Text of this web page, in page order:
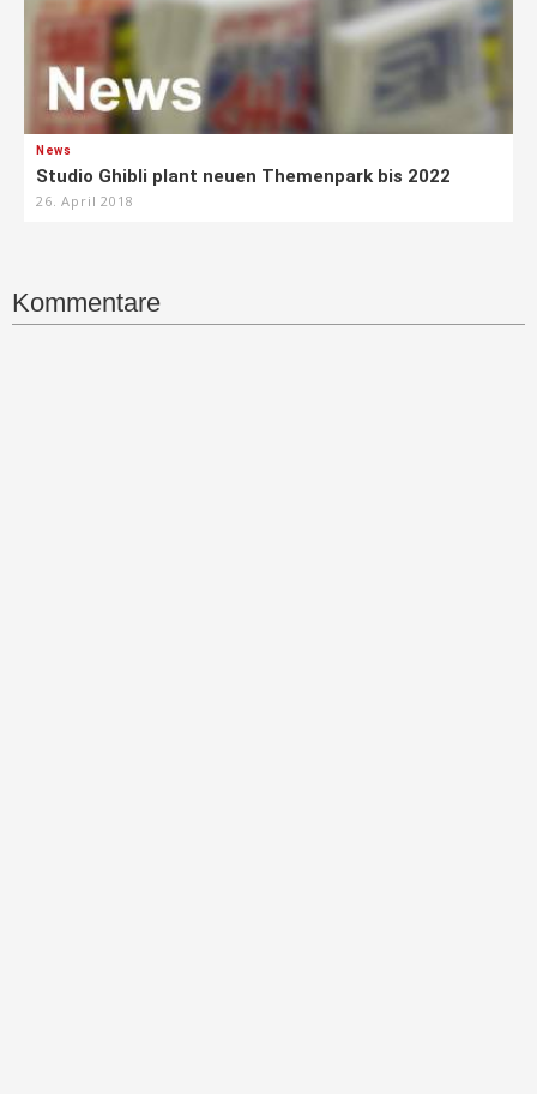
News
Studio Ghibli plant neuen Themenpark bis 2022
26. April 2018
Kommentare